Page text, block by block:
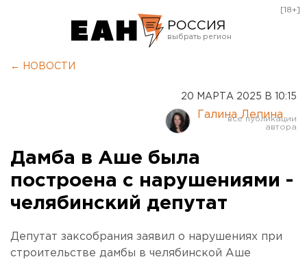
РОССИЯ
Курган
Оренбург
[18+]
← НОВОСТИ
20 МАРТА 2025 В 10:15
Галина Лепина
Дамба в Аше была
построена с нарушениями -
челябинский депутат
Депутат заксобрания заявил о нарушениях при
строительстве дамбы в челябинской Аше